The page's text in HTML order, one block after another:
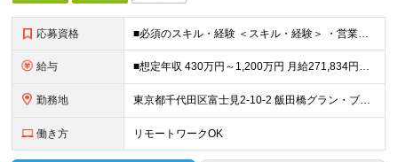
応募資格 ■必須のスキル・経験 ＜スキル・経験＞ ・営業経験のある方 ∟IT業界でアカウント営業、パートナー営業、プロダクト営業、営業推進部門/営業企画部門の経験など または、 ・IT分野に限らず、パートナーア
給与 ■想定年収 430万円～1,200万円 月給271,834円～ 【標準賞与】月給2ヶ月分×年2回（合計年4ヶ月分：6月/12月に支給） 【残業代】年収430万円の場合：基本給￥233,000+固定
勤務地 東京都千代田区富士見2-10-2 飯田橋グラン・ブルーム ※受動喫煙対策：屋内喫煙可能場所あり ※変更の範囲：上記を除く当社関連勤務地
働き方 リモートワークOK